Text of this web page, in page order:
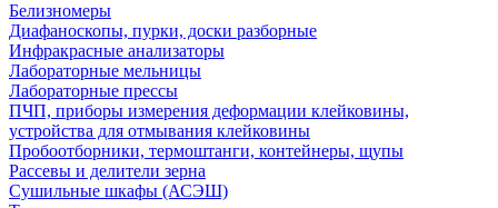
Белизномеры
Диафаноскопы, пурки, доски разборные
Инфракрасные анализаторы
Лабораторные мельницы
Лабораторные прессы
ПЧП, приборы измерения деформации клейковины,
устройства для отмывания клейковины
Пробоотборники, термоштанги, контейнеры, щупы
Рассевы и делители зерна
Сушильные шкафы (АСЭШ)